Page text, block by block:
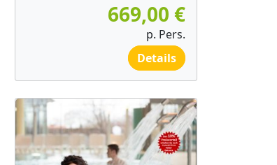
669,00 €
p. Pers.
Details